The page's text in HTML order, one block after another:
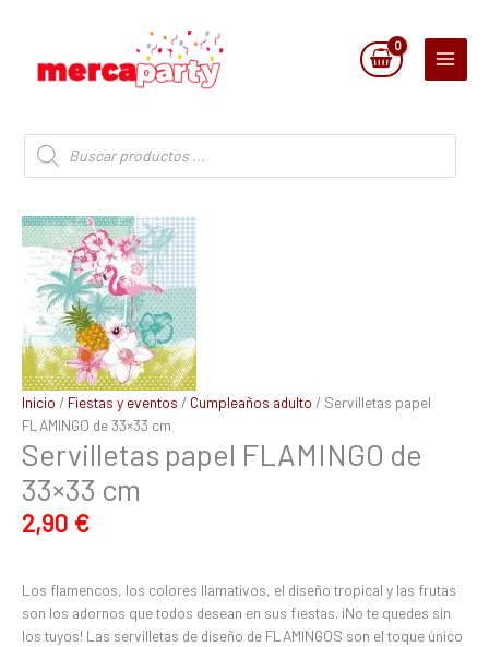
Búsqueda
de
productos
Inicio / Fiestas y eventos / Cumpleaños adulto / Servilletas papel
FLAMINGO de 33×33 cm
Servilletas papel FLAMINGO de
33×33 cm
2,90 €
Los flamencos, los colores llamativos, el diseño tropical y las frutas
son los adornos que todos desean en sus fiestas. ¡No te quedes sin
los tuyos! Las servilletas de diseño de FLAMINGOS son el toque único
Servilletas
papel
FLAMINGO
de
33x33
cm
cantidad